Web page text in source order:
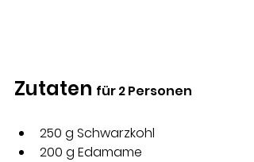
Zutaten für 2 Personen
250 g Schwarzkohl
200 g Edamame